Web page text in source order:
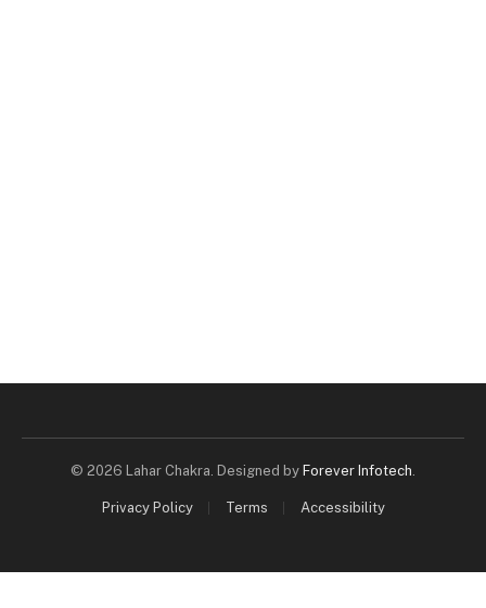
© 2026 Lahar Chakra. Designed by Forever Infotech.
Privacy Policy Terms Accessibility